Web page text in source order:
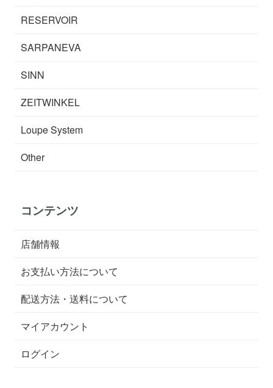
RESERVOIR
SARPANEVA
SINN
ZEITWINKEL
Loupe System
Other
コンテンツ
店舗情報
お支払い方法について
配送方法・送料について
マイアカウント
ログイン